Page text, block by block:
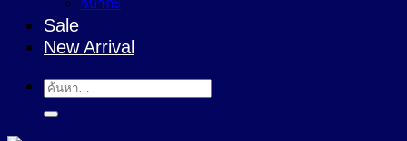
จิปาถะ
Sale
New Arrival
ค้นหา: